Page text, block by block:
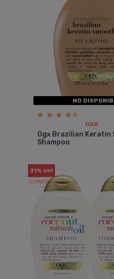
NO
OGX
Ogx Brazilian Keratin
Shampoo
31% OFF
COMBO